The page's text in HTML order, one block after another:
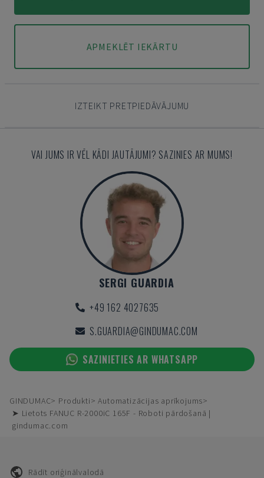
APMEKLĒT IEKĀRTU
IZTEIKT PRETPIEDĀVĀJUMU
VAI JUMS IR VĒL KĀDI JAUTĀJUMI? SAZINIES AR MUMS!
SERGI GUARDIA
+49 162 4027635
S.GUARDIA@GINDUMAC.COM
SAZINIETIES AR WHATSAPP
GINDUMAC Produkti
Automatizācijas aprīkojums
➤ Lietots FANUC R-2000iC 165F - Roboti pārdošanā |
gindumac.com
Rādīt oriģinālvalodā